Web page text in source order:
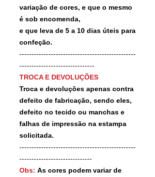
variação de cores, e que o mesmo
é sob encomenda,
e que leva de 5 a 10 dias úteis para
confeção.
------------------------------------------------
-------------------------------
TROCA E DEVOLUÇÕES
Troca e devoluções apenas contra
defeito de fabricação, sendo eles,
defeito no tecido ou manchas e
falhas de impressão na estampa
solicitada.
------------------------------------------------
------------------------------
Obs: As cores podem variar de